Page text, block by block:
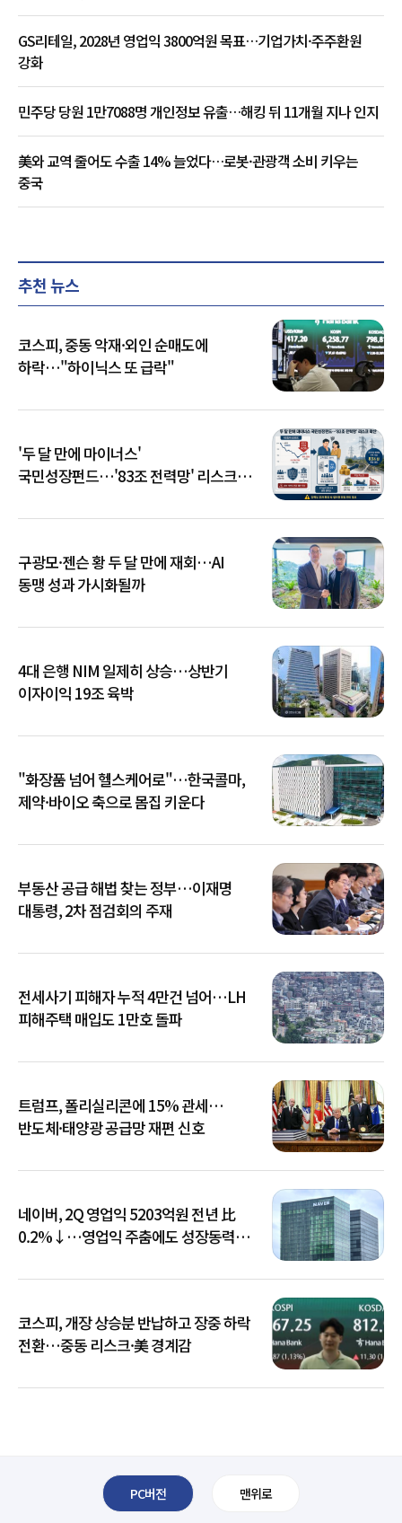
GS리테일, 2028년 영업익 3800억원 목표…기업가치·주주환원
강화
민주당 당원 1만7088명 개인정보 유출…해킹 뒤 11개월 지나 인지
美와 교역 줄어도 수출 14% 늘었다…로봇·관광객 소비 키우는
중국
추천 뉴스
코스피, 중동 악재·외인 순매도에
하락…"하이닉스 또 급락"
'두 달 만에 마이너스'
국민성장펀드…'83조 전력망' 리스크
구광모·젠슨 황 두 달 만에 재회…AI
동맹 성과 가시화될까
4대 은행 NIM 일제히 상승…상반기
이자이익 19조 육박
"화장품 넘어 헬스케어로"…한국콜마,
제약·바이오 축으로 몸집 키운다
부동산 공급 해법 찾는 정부…이재명
대통령, 2차 점검회의 주재
전세사기 피해자 누적 4만건 넘어…LH
피해주택 매입도 1만호 돌파
트럼프, 폴리실리콘에 15% 관세…
반도체·태양광 공급망 재편 신호
네이버, 2Q 영업익 5203억원 전년 比
0.2%↓…영업익 주춤에도 성장동력
코스피, 개장 상승분 반납하고 장중 하락
전환…중동 리스크·美 경계감
PC버전 맨위로